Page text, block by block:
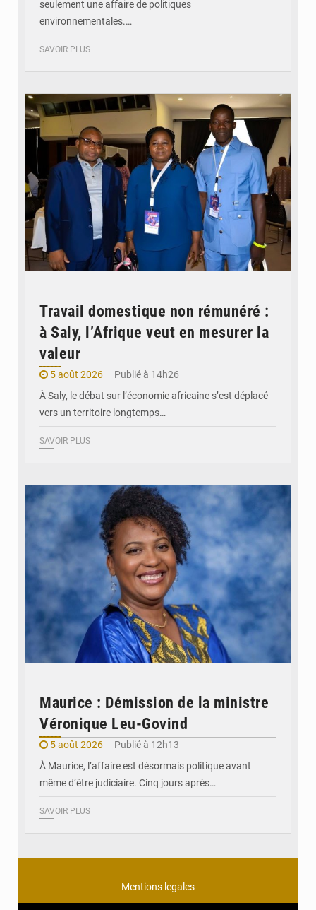
seulement une affaire de politiques
environnementales.…
SAVOIR PLUS
Travail domestique non rémunéré :
à Saly, l’Afrique veut en mesurer la
valeur
5 août 2026
Publié à 14h26
À Saly, le débat sur l’économie africaine s’est déplacé
vers un territoire longtemps…
SAVOIR PLUS
Maurice : Démission de la ministre
Véronique Leu-Govind
5 août 2026
Publié à 12h13
À Maurice, l’affaire est désormais politique avant
même d’être judiciaire. Cinq jours après…
SAVOIR PLUS
Mentions legales